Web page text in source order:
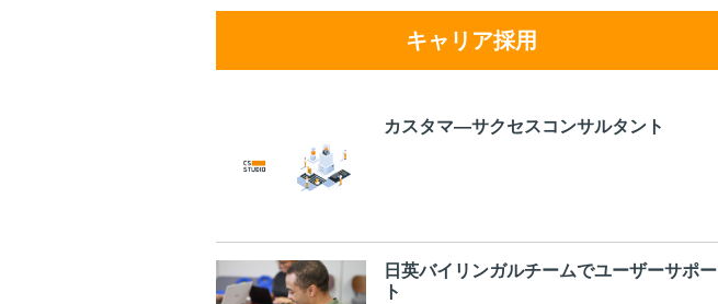
キャリア採用
カスタマ―サクセスコンサルタント
日英バイリンガルチームでユーザーサポー
ト